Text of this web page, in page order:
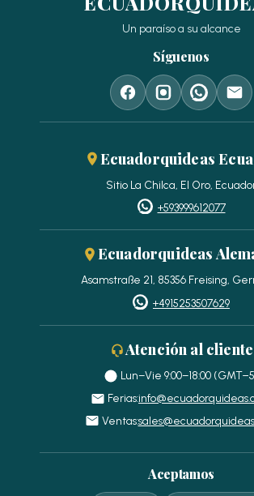
Un paraíso a su alcance
Síguenos
Ecuadorquideas
Sitio La Chilca, El Oro,
+593999612077
Ecuadorquideas
Asamstraße 21, 85356 Freising,
+4915253507629
Atención al cliente
Lun–Vie 9:00–18:00
Ferias:
Ventas:
Aceptamos